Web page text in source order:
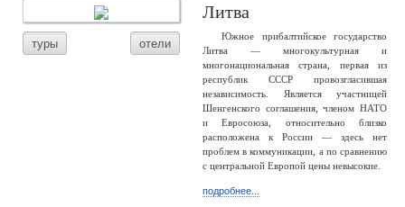
туры отели
Литва
Южное прибалтийское государство
Литва — многокультурная и
многонациональная страна, первая из
республик СССР провозгласившая
независимость. Является участницей
Шенгенского соглашения, членом НАТО
и Евросоюза, относительно близко
расположена к России — здесь нет
проблем в коммуникации, а по сравнению
с центральной Европой цены невысокие.
подробнее...